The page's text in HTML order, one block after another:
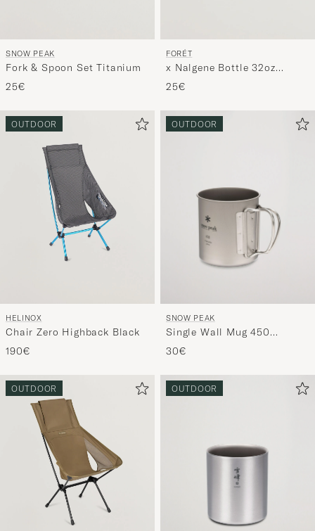
SNOW PEAK
Fork & Spoon Set Titanium
25€
FORÉT
x Nalgene Bottle 32oz
Seafoam
25€
OUTDOOR
HELINOX
Chair Zero Highback Black
190€
OUTDOOR
SNOW PEAK
Single Wall Mug 450
Titanium
30€
OUTDOOR OUTDOOR